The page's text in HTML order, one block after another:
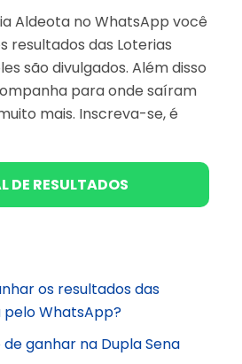
Aldeota no WhatsApp você
resultados das Loterias
são divulgados. Além disso
para onde saíram
mais. Inscreva-se, é
DE RESULTADOS
os resultados das
pelo WhatsApp?
ganhar na Dupla Sena